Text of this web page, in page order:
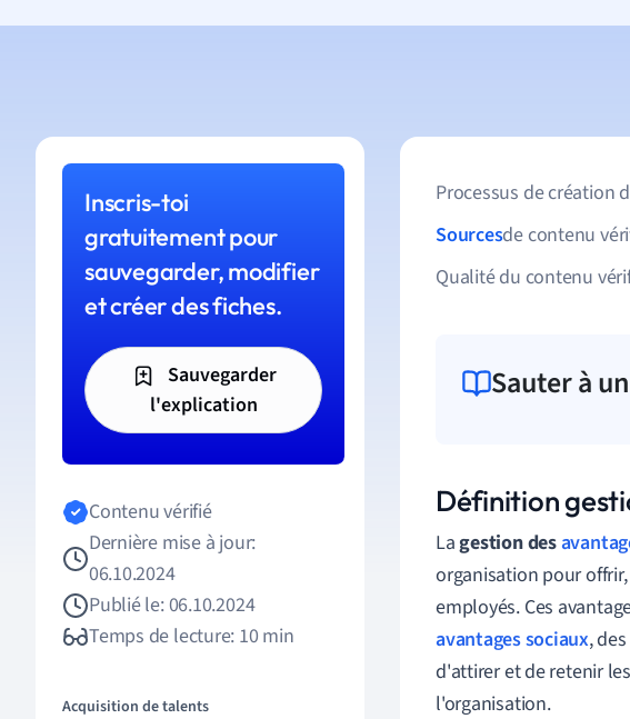
Inscris-toi
gratuitement pour
sauvegarder, modifier
et créer des fiches.
Sauvegarder
l'explication
Contenu vérifié
Dernière mise à jour:
06.10.2024
Publié le: 06.10.2024
Temps de lecture: 10 min
Acquisition de talents
Processus de création
Sourcesde contenu
Qualité du contenu
Sauter à
Définition
Lagestion des
organisation pour
employés. Ces
avantages sociaux,
d'attirer et de retenir
l'organisation.